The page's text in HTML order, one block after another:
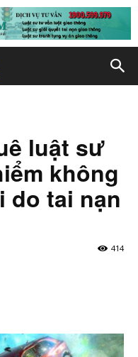
luật sư
không
do tai nạn
414